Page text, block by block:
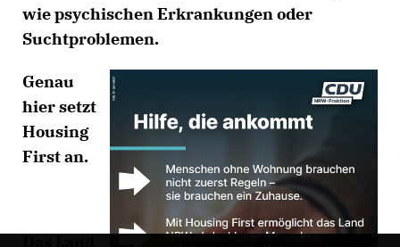
wie psychischen Erkrankungen oder
Suchtproblemen.
Genau
hier setzt
Housing
First an.